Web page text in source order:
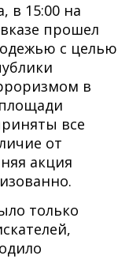
в 15:00 на
прошел
с целью
в
все
от
акция
только